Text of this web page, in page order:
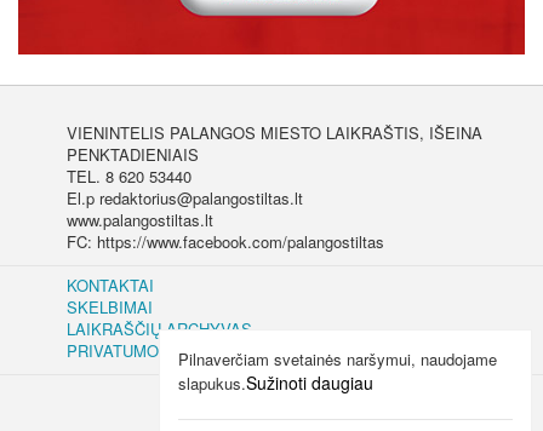
VIENINTELIS PALANGOS MIESTO LAIKRAŠTIS, IŠEINA
PENKTADIENIAIS
TEL. 8 620 53440
El.p redaktorius@palangostiltas.lt
www.palangostiltas.lt
FC: https://www.facebook.com/palangostiltas
KONTAKTAI
SKELBIMAI
LAIKRAŠČIŲ ARCHYVAS
PRIVATUMO IR SLAPUKŲ POLITIKA
Pilnaverčiam svetainės naršymui, naudojame
slapukus.Sužinoti daugiau